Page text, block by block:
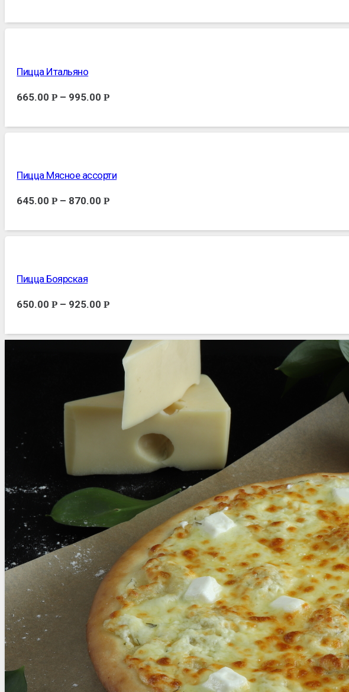
Пицца Итальяно
665.00Р – 995.00Р
Пицца Мясное ассорти
645.00Р – 870.00Р
Пицца Боярская
650.00Р – 925.00Р